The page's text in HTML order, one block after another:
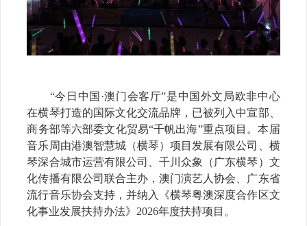
“今日中国·澳门会客厅”是中国外文局欧非中心
在横琴打造的国际文化交流品牌，已被列入中宣部、
商务部等六部委文化贸易“千帆出海”重点项目。本届
音乐周由港澳智慧城（横琴）项目发展有限公司、横
琴深合城市运营有限公司、千川众象（广东横琴）文
化传播有限公司联合主办，澳门演艺人协会、广东省
流行音乐协会支持，并纳入《横琴粤澳深度合作区文
化事业发展扶持办法》2026年度扶持项目。